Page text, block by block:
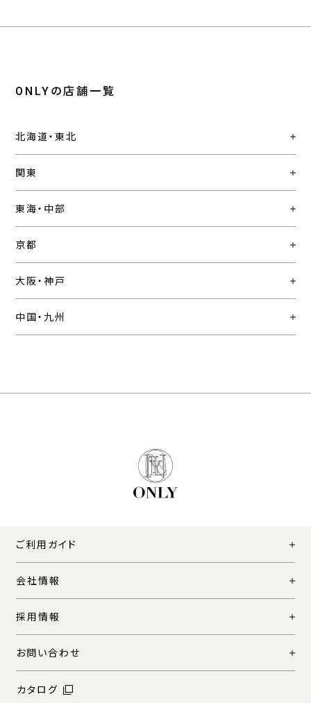
ONLYの店舗一覧
北海道・東北
関東
東海・中部
京都
大阪・神戸
中国・九州
ご利用ガイド
会社情報
採用情報
お問い合わせ
カタログ